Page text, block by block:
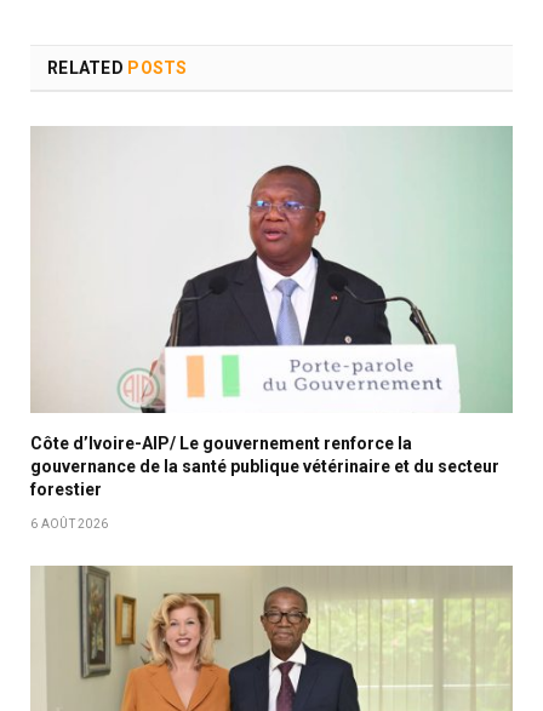
RELATED POSTS
Côte d’Ivoire-AIP/ Le gouvernement renforce la
gouvernance de la santé publique vétérinaire et du secteur
forestier
6 AOÛT 2026